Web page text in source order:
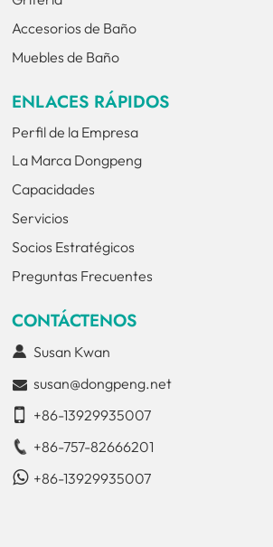
Accesorios de Baño
Muebles de Baño
ENLACES RÁPIDOS
Perfil de la Empresa
La Marca Dongpeng
Capacidades
Servicios
Socios Estratégicos
Preguntas Frecuentes
CONTÁCTENOS
Susan Kwan
susan@dongpeng.net
+86-13929935007
+86-757-82666201
+86-13929935007